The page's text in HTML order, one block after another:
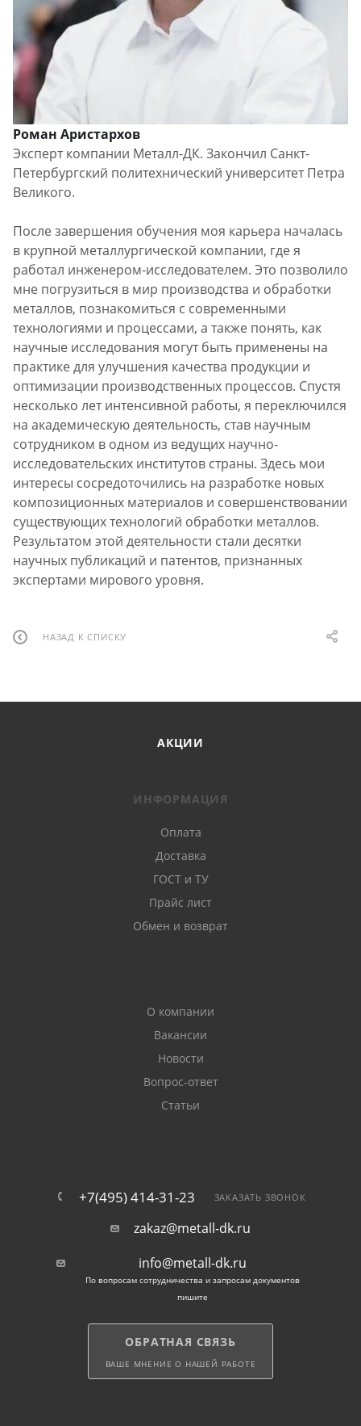
Роман Аристархов
Эксперт компании Металл-ДК. Закончил Санкт-
Петербургский политехнический университет Петра
Великого.
После завершения обучения моя карьера началась
в крупной металлургической компании, где я
работал инженером-исследователем. Это позволило
мне погрузиться в мир производства и обработки
металлов, познакомиться с современными
технологиями и процессами, а также понять, как
научные исследования могут быть применены на
практике для улучшения качества продукции и
оптимизации производственных процессов. Спустя
несколько лет интенсивной работы, я переключился
на академическую деятельность, став научным
сотрудником в одном из ведущих научно-
исследовательских институтов страны. Здесь мои
интересы сосредоточились на разработке новых
композиционных материалов и совершенствовании
существующих технологий обработки металлов.
Результатом этой деятельности стали десятки
научных публикаций и патентов, признанных
экспертами мирового уровня.
НАЗАД К СПИСКУ
АКЦИИ
ИНФОРМАЦИЯ
Оплата
Доставка
ГОСТ и ТУ
Прайс лист
Обмен и возврат
О компании
Вакансии
Новости
Вопрос-ответ
Статьи
+7(495) 414-31-23 ЗАКАЗАТЬ ЗВОНОК
zakaz@metall-dk.ru
info@metall-dk.ru
По вопросам сотрудничества и запросам документов
пишите
ОБРАТНАЯ СВЯЗЬ
ВАШЕ МНЕНИЕ О НАШЕЙ РАБОТЕ